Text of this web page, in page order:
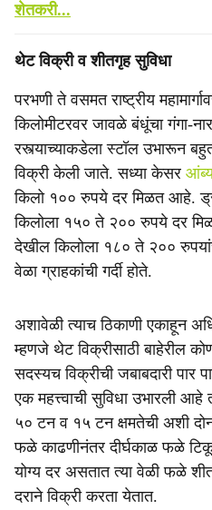
शेतकरी...
थेट विक्री व शीतगृह सुविधा
परभणी ते वसमत राष्ट्रीय
किलोमीटरवर जावळे बंधूंचा गंगा-
रस्त्याच्याकडेला स्टॉल उभारून
विक्री केली जाते. सध्या केसर
किलो १०० रुपये दर मिळत आहे.
किलोला १५० ते २०० रुपये दर
देखील किलोला १८० ते २००
वेळा ग्राहकांची गर्दी होते.
अशावेळी त्याच ठिकाणी एकाहून
म्हणजे थेट विक्रीसाठी बाहेरील
सदस्यच विक्रीची जबाबदारी
एक महत्त्वाची सुविधा उभारली
५० टन व १५ टन क्षमतेची अशी
फळे काढणीनंतर दीर्घकाळ फळे
योग्य दर असतात त्या वेळी फळे
दराने विक्री करता येतात.